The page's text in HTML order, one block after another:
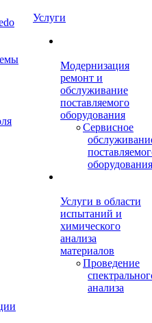
Услуги
Модернизация
ремонт и
обслуживание
поставляемого
оборудования
Сервисное
оборудования
Услуги в области
испытаний и
химического
анализа
материалов
Проведение
анализа